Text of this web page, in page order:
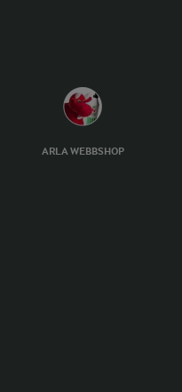
ARLA WEBBSHOP